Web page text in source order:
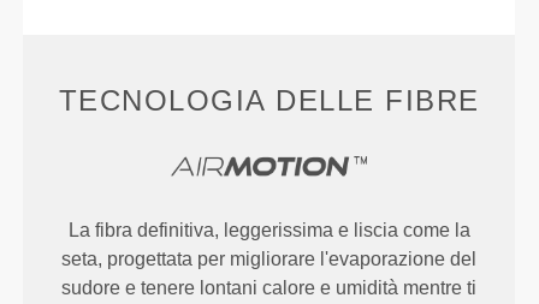
TECNOLOGIA DELLE FIBRE
La fibra definitiva, leggerissima e liscia come la
seta, progettata per migliorare l'evaporazione del
sudore e tenere lontani calore e umidità mentre ti